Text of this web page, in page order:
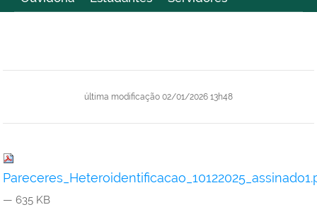
última modificação 02/01/2026 13h48
— 635 KB